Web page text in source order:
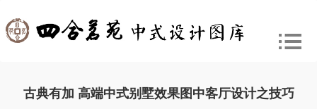
古典有加 高端中式别墅效果图中客厅设计之技巧